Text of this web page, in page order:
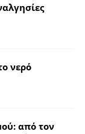
νερό
από τον